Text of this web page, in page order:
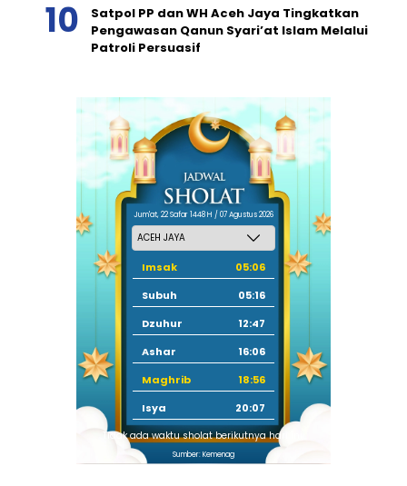
Satpol PP dan WH Aceh Jaya Tingkatkan
Pengawasan Qanun Syari’at Islam Melalui
Patroli Persuasif
Jum'at, 22 Safar 1448 H / 07 Agustus 2026
Imsak
05:06
Subuh
05:16
Dzuhur
12:47
Ashar
16:06
Maghrib
18:56
Isya
20:07
Tidak ada waktu sholat berikutnya hari ini.
Sumber: Kemenag